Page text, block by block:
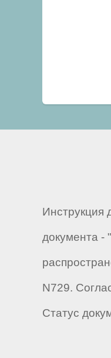
Инструкция
документа -
N729.
Статус